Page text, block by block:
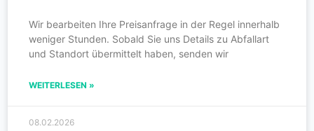
Wir bearbeiten Ihre Preisanfrage in der Regel innerhalb
weniger Stunden. Sobald Sie uns Details zu Abfallart
und Standort übermittelt haben, senden wir
WEITERLESEN »
08.02.2026